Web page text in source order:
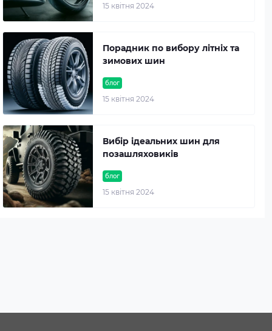
15 квітня 2024
блог
15 квітня 2024
Порадник по вибору літніх та
зимових шин
блог
15 квітня 2024
Вибір ідеальних шин для
позашляховиків